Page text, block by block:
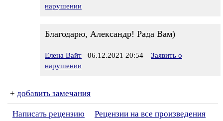
нарушении
Благодарю, Александр! Рада Вам)
Елена Вайт 06.12.2021 20:54
Заявить о
нарушении
+ добавить замечания
Написать рецензию
Рецензии на все произведения